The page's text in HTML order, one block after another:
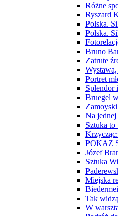
Różne
Ryszard
Polska.
Polska.
Bruno
Zatrute
Portret
Splendor
Bruegel
Na
Sztuka
POKAZ
Józef
Sztuka
Miejska
Tak
W